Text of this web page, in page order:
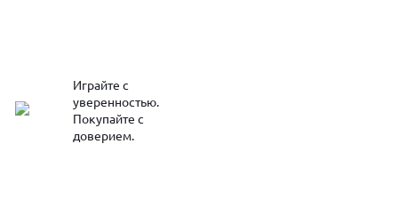
Играйте с
уверенностью.
Покупайте с
доверием.